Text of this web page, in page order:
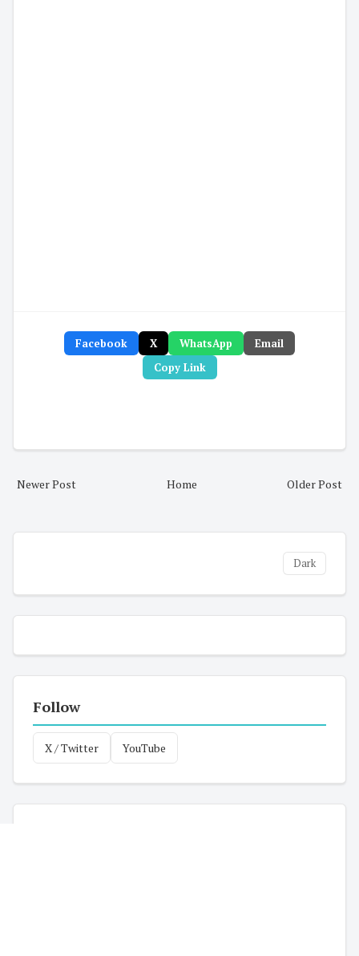
Facebook X WhatsApp
Email
Copy Link
Newer Post Older Post
Home
Dark
Follow
X / Twitter YouTube